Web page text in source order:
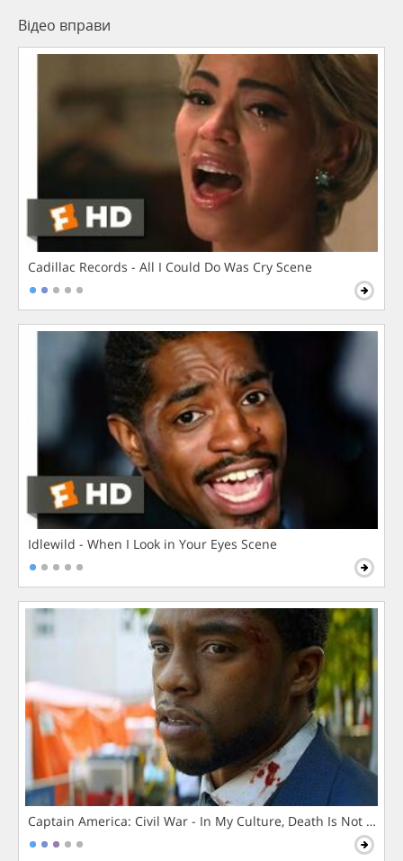
Відео вправи
Cadillac Records - All I Could Do Was Cry Scene
Idlewild - When I Look in Your Eyes Scene
Captain America: Civil War - In My Culture, Death Is Not The